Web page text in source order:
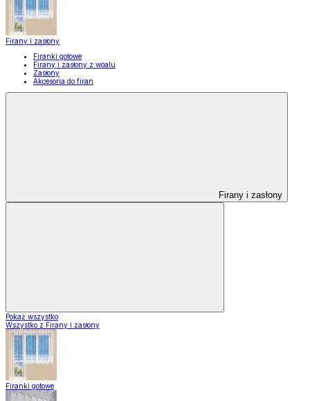
Firany i zasłony
Firanki gotowe
Firany i zasłony z woalu
Zasłony
Akcesoria do firan
Firany i zasłony
Pokaż wszystko
Wszystko z Firany i zasłony
Firanki gotowe